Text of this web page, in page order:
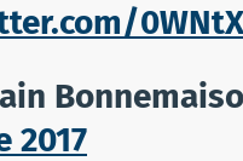
2017